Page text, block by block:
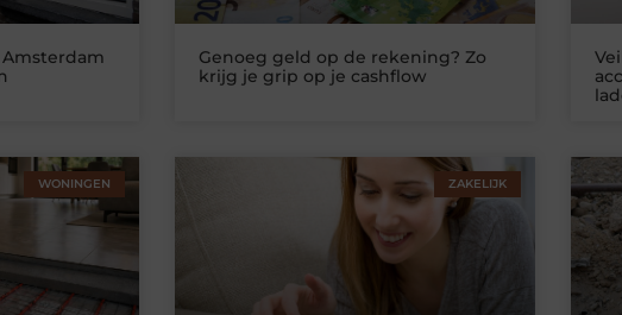
Genoeg geld op de rekening? Zo
krijg je grip op je cashflow
WONINGEN ZAKELIJK